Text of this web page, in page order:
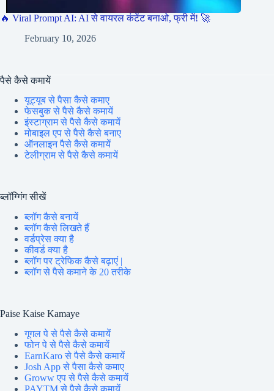
🔥 Viral Prompt AI: AI से वायरल कंटेंट बनाओ, फ्री में! 🚀
February 10, 2026
पैसे कैसे कमायें
यूट्यूब से पैसा कैसे कमाए
फेसबुक से पैसे कैसे कमायें
इंस्टाग्राम से पैसे कैसे कमायें
मोबाइल एप से पैसे कैसे बनाए
ऑनलाइन पैसे कैसे कमायें
टेलीग्राम से पैसे कैसे कमायें
ब्लॉग्गिंग सीखें
ब्लॉग कैसे बनायें
ब्लॉग कैसे लिखते हैं
वर्डप्रेस क्या है
कीवर्ड क्या है
ब्लॉग पर ट्रेफिक कैसे बढ़ाएं |
ब्लॉग से पैसे कमाने के 20 तरीके
Paise Kaise Kamaye
गूगल पे से पैसे कैसे कमायें
फोन पे से पैसे कैसे कमायें
EarnKaro से पैसे कैसे कमायें
Josh App से पैसा कैसे कमाए
Groww एप से पैसे कैसे कमायें
PAYTM से पैसे कैसे कमायें